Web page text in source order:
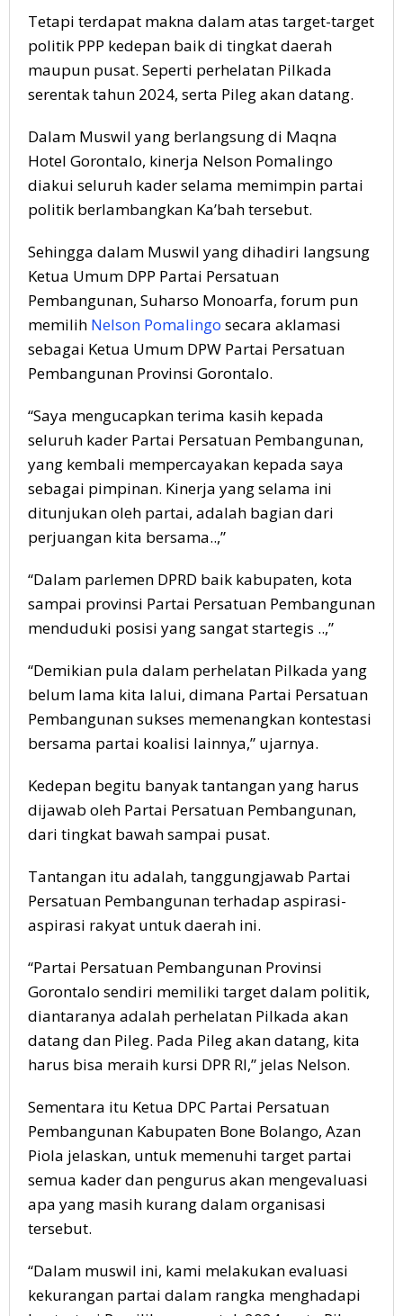
Tetapi terdapat makna dalam atas target-target
politik PPP kedepan baik di tingkat daerah
maupun pusat. Seperti perhelatan Pilkada
serentak tahun 2024, serta Pileg akan datang.
Dalam Muswil yang berlangsung di Maqna
Hotel Gorontalo, kinerja Nelson Pomalingo
diakui seluruh kader selama memimpin partai
politik berlambangkan Ka’bah tersebut.
Sehingga dalam Muswil yang dihadiri langsung
Ketua Umum DPP Partai Persatuan
Pembangunan, Suharso Monoarfa, forum pun
memilih Nelson Pomalingo secara aklamasi
sebagai Ketua Umum DPW Partai Persatuan
Pembangunan Provinsi Gorontalo.
“Saya mengucapkan terima kasih kepada
seluruh kader Partai Persatuan Pembangunan,
yang kembali mempercayakan kepada saya
sebagai pimpinan. Kinerja yang selama ini
ditunjukan oleh partai, adalah bagian dari
perjuangan kita bersama..,”
“Dalam parlemen DPRD baik kabupaten, kota
sampai provinsi Partai Persatuan Pembangunan
menduduki posisi yang sangat startegis ..,”
“Demikian pula dalam perhelatan Pilkada yang
belum lama kita lalui, dimana Partai Persatuan
Pembangunan sukses memenangkan kontestasi
bersama partai koalisi lainnya,” ujarnya.
Kedepan begitu banyak tantangan yang harus
dijawab oleh Partai Persatuan Pembangunan,
dari tingkat bawah sampai pusat.
Tantangan itu adalah, tanggungjawab Partai
Persatuan Pembangunan terhadap aspirasi-
aspirasi rakyat untuk daerah ini.
“Partai Persatuan Pembangunan Provinsi
Gorontalo sendiri memiliki target dalam politik,
diantaranya adalah perhelatan Pilkada akan
datang dan Pileg. Pada Pileg akan datang, kita
harus bisa meraih kursi DPR RI,” jelas Nelson.
Sementara itu Ketua DPC Partai Persatuan
Pembangunan Kabupaten Bone Bolango, Azan
Piola jelaskan, untuk memenuhi target partai
semua kader dan pengurus akan mengevaluasi
apa yang masih kurang dalam organisasi
tersebut.
“Dalam muswil ini, kami melakukan evaluasi
kekurangan partai dalam rangka menghadapi